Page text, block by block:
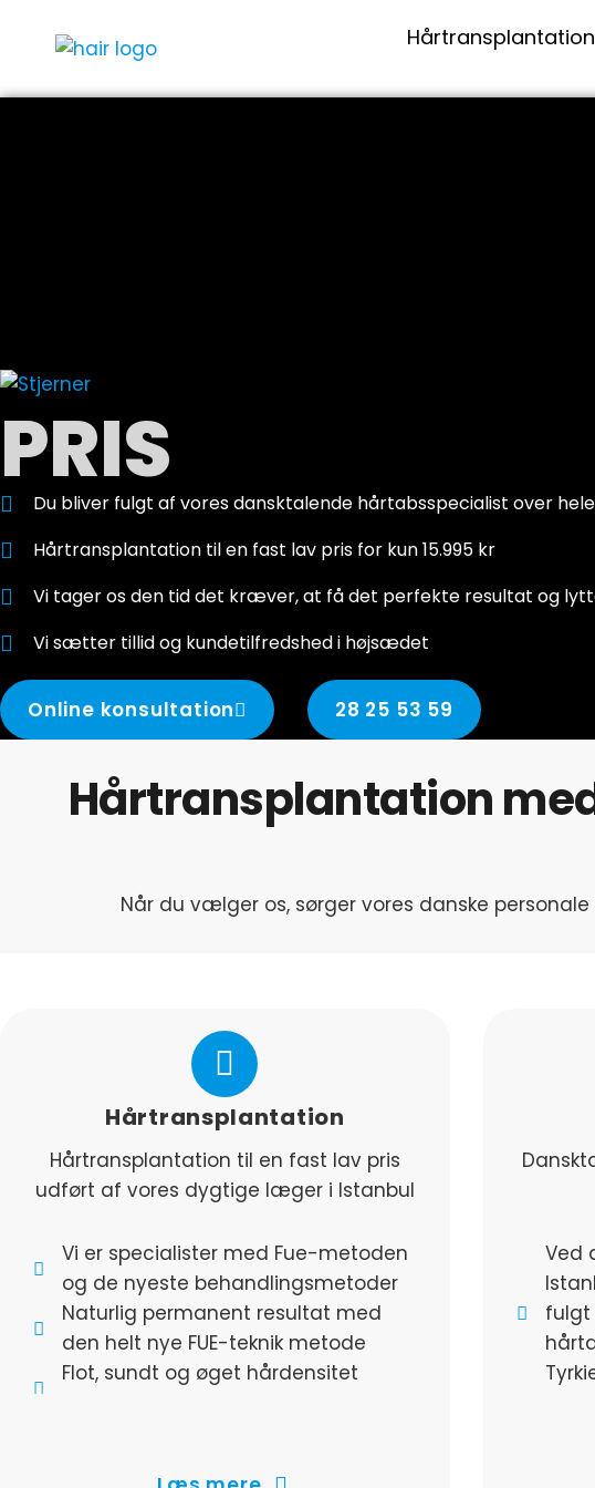
Hårtransplantation
PRIS
Du bliver fulgt af vores dansktalende hårtabsspecialist over
Hårtransplantation til en fast lav pris for kun 15.995 kr
Vi tager os den tid det kræver, at få det perfekte resultat og
Vi sætter tillid og kundetilfredshed i højsædet
Online konsultation 28 25 53 59
Hårtransplantation
Når du vælger os, sørger vores danske
Hårtransplantation
Hårtransplantation til en fast lav pris
udført af vores dygtige læger i Istanbul
Vi er specialister med Fue-metoden
og de nyeste behandlingsmetoder
Naturlig permanent resultat med
den helt nye FUE-teknik metode
Flot, sundt og øget hårdensitet
Ved
fulgt